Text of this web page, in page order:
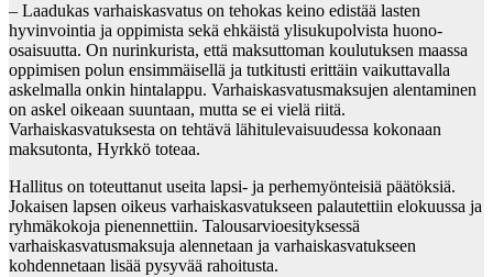
– Laadukas varhaiskasvatus on tehokas keino edistää lasten
hyvinvointia ja oppimista sekä ehkäistä ylisukupolvista huono-
osaisuutta. On nurinkurista, että maksuttoman koulutuksen maassa
oppimisen polun ensimmäisellä ja tutkitusti erittäin vaikuttavalla
askelmalla onkin hintalappu. Varhaiskasvatusmaksujen alentaminen
on askel oikeaan suuntaan, mutta se ei vielä riitä.
Varhaiskasvatuksesta on tehtävä lähitulevaisuudessa kokonaan
maksutonta, Hyrkkö toteaa.
Hallitus on toteuttanut useita lapsi- ja perhemyönteisiä päätöksiä.
Jokaisen lapsen oikeus varhaiskasvatukseen palautettiin elokuussa ja
ryhmäkokoja pienennettiin. Talousarvioesityksessä
varhaiskasvatusmaksuja alennetaan ja varhaiskasvatukseen
kohdennetaan lisää pysyvää rahoitusta.